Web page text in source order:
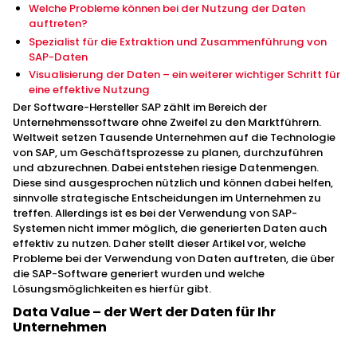
Welche Probleme können bei der Nutzung der Daten
auftreten?
Spezialist für die Extraktion und Zusammenführung von
SAP-Daten
Visualisierung der Daten – ein weiterer wichtiger Schritt für
eine effektive Nutzung
Der Software-Hersteller SAP zählt im Bereich der
Unternehmenssoftware ohne Zweifel zu den Marktführern.
Weltweit setzen Tausende Unternehmen auf die Technologie
von SAP, um Geschäftsprozesse zu planen, durchzuführen
und abzurechnen. Dabei entstehen riesige Datenmengen.
Diese sind ausgesprochen nützlich und können dabei helfen,
sinnvolle strategische Entscheidungen im Unternehmen zu
treffen. Allerdings ist es bei der Verwendung von SAP-
Systemen nicht immer möglich, die generierten Daten auch
effektiv zu nutzen. Daher stellt dieser Artikel vor, welche
Probleme bei der Verwendung von Daten auftreten, die über
die SAP-Software generiert wurden und welche
Lösungsmöglichkeiten es hierfür gibt.
Data Value – der Wert der Daten für Ihr
Unternehmen